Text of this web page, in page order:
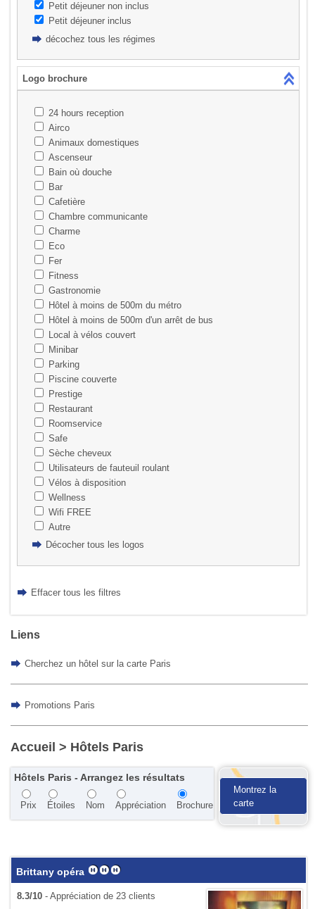
Petit déjeuner non inclus
Petit déjeuner inclus
décochez tous les régimes
Logo brochure
24 hours reception
Airco
Animaux domestiques
Ascenseur
Bain où douche
Bar
Cafetière
Chambre communicante
Charme
Eco
Fer
Fitness
Gastronomie
Hôtel à moins de 500m du métro
Hôtel à moins de 500m d'un arrêt de bus
Local à vélos couvert
Minibar
Parking
Piscine couverte
Prestige
Restaurant
Roomservice
Safe
Sèche cheveux
Utilisateurs de fauteuil roulant
Vélos à disposition
Wellness
Wifi FREE
Autre
Décocher tous les logos
Effacer tous les filtres
Liens
Cherchez un hôtel sur la carte Paris
Promotions Paris
Accueil > Hôtels Paris
Hôtels Paris - Arrangez les résultats
Prix Étoiles Nom Appréciation Brochure
Montrez la
carte
Brittany opéra
8.3/10- Appréciation de 23 clients